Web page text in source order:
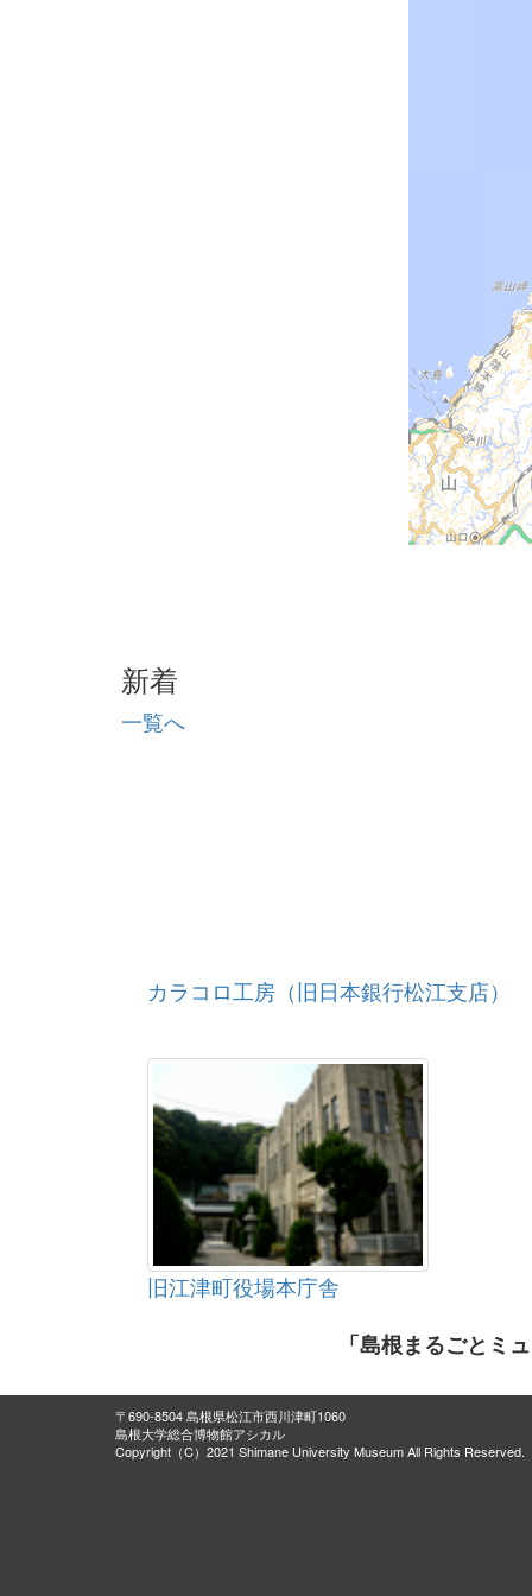
新着
一覧へ
カラコロ工房（旧日本銀行松江支店）
旧江津町役場本庁舎
「島根まるごとミ
〒690-8504 島根県松江市西川津町1060
島根大学総合博物館アシカル
Copyright（C）2021 Shimane University Museum All Rights Reserved.